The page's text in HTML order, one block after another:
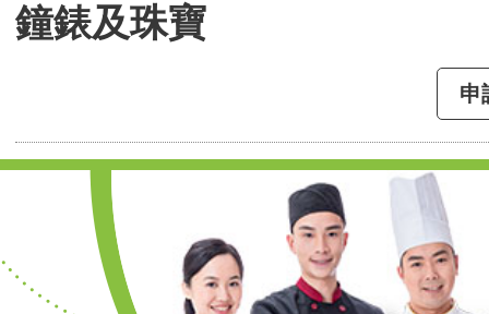
鐘錶及珠寶
申